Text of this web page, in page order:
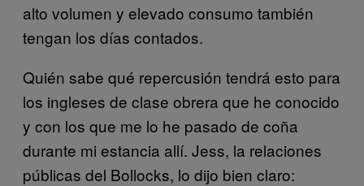
alto volumen y elevado consumo también
tengan los días contados.
Quién sabe qué repercusión tendrá esto para
los ingleses de clase obrera que he conocido
y con los que me lo he pasado de coña
durante mi estancia allí. Jess, la relaciones
públicas del Bollocks, lo dijo bien claro: